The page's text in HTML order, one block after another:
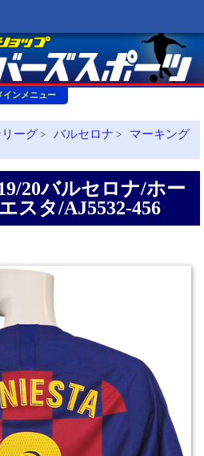
インメニュー
ーグ > バルセロナ >
マーキング
20バルセロナ/ホー
スタ/AJ5532-456